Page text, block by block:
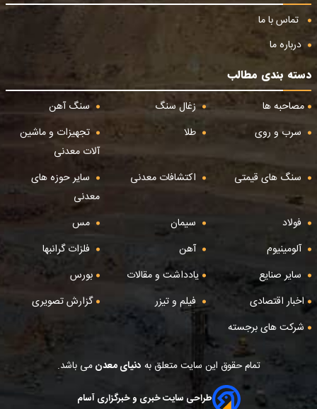
تماس با ما
درباره ما
دسته بندی مطالب
مصاحبه ها
زغال سنگ
سنگ آهن
سرب و روی
طلا
تجهیزات و ماشین
آلات معدنی
سنگ های قیمتی
اکتشافات معدنی
سایر حوزه های
معدنی
فولاد
سیمان
مس
آلومینیوم
آهن
فلزات گرانبها
سایر صنایع
یادداشت و مقالات
بورس
اخبار اقتصادی
فیلم و تیزر
گزارش تصویری
شرکت های برجسته
تمام حقوق این سایت متعلق به دنیای معدنمی باشد.
طراحی سایت خبری و خبرگزاری آسام